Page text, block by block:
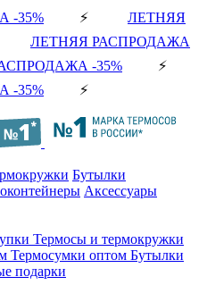
-35% ⚡ ЛЕТНЯЯ
ЛЕТНЯЯ РАСПРОДАЖА
-35% ⚡
-35% ⚡
Бутылки
Аксессуары
Термосы и термокружки
Термосумки оптом Бутылки
подарки